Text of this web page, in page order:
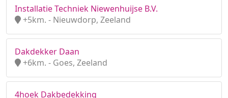
Installatie Techniek Niewenhuijse B.V.
+5km. - Nieuwdorp, Zeeland
Dakdekker Daan
+6km. - Goes, Zeeland
4hoek Dakbedekking